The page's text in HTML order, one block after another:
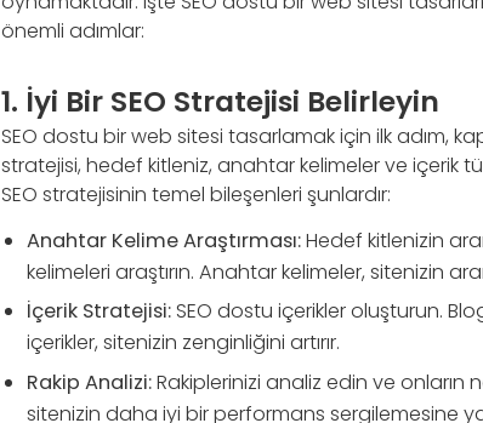
önemli adımlar:
1. İyi Bir SEO Stratejisi Belirleyin
SEO dostu bir web sitesi tasarlamak için ilk adım,
stratejisi, hedef kitleniz, anahtar kelimeler ve içerik
SEO stratejisinin temel bileşenleri şunlardır:
Anahtar Kelime Araştırması:Hedef kitlenizin
kelimeleri araştırın. Anahtar kelimeler, sitenizin
İçerik Stratejisi:SEO dostu içerikler oluşturun.
içerikler, sitenizin zenginliğini artırır.
Rakip Analizi:Rakiplerinizi analiz edin ve onların
sitenizin daha iyi bir performans sergilemesine